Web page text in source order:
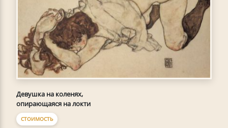
Девушка на коленях,
опирающаяся на локти
СТОИМОСТЬ